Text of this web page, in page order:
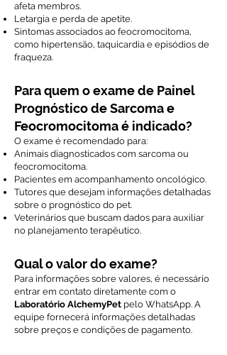
afeta membros.
Letargia e perda de apetite.
Sintomas associados ao feocromocitoma,
como hipertensão, taquicardia e episódios de
fraqueza.
Para quem o exame de Painel
Prognóstico de Sarcoma e
Feocromocitoma é indicado?
O exame é recomendado para:
Animais diagnosticados com sarcoma ou
feocromocitoma.
Pacientes em acompanhamento oncológico.
Tutores que desejam informações detalhadas
sobre o prognóstico do pet.
Veterinários que buscam dados para auxiliar
no planejamento terapêutico.
Qual o valor do exame?
Para informações sobre valores, é necessário
entrar em contato diretamente com o
Laboratório AlchemyPet pelo WhatsApp. A
equipe fornecerá informações detalhadas
sobre preços e condições de pagamento.